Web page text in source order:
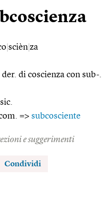
scièn za
der. di coscienza con sub-.
=> subcosciente
e suggerimenti
Condividi